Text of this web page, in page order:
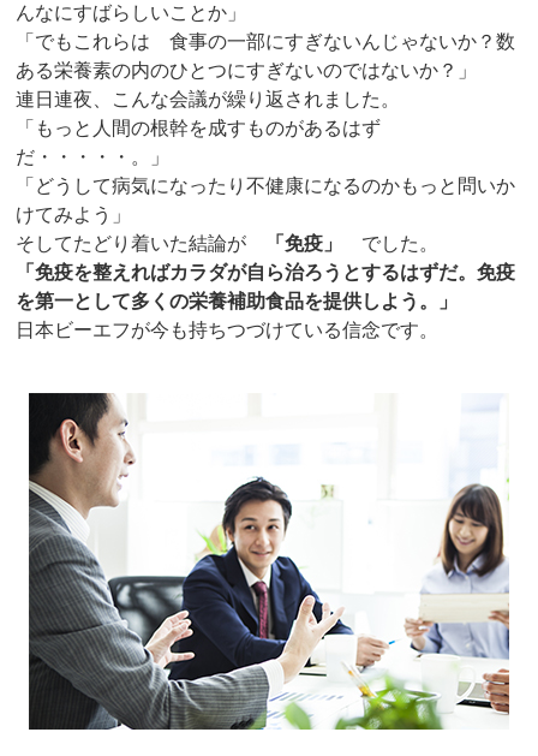
んなにすばらしいことか」
「でもこれらは 食事の一部にすぎないんじゃないか？数
ある栄養素の内のひとつにすぎないのではないか？」
連日連夜、こんな会議が繰り返されました。
「もっと人間の根幹を成すものがあるはず
だ・・・・・。」
「どうして病気になったり不健康になるのかもっと問いか
けてみよう」
そしてたどり着いた結論が
「免疫」 でした。
「免疫を整えればカラダが自ら治ろうとするはずだ。免疫
を第一として多くの栄養補助食品を提供しよう。」
日本ビーエフが今も持ちつづけている信念です。